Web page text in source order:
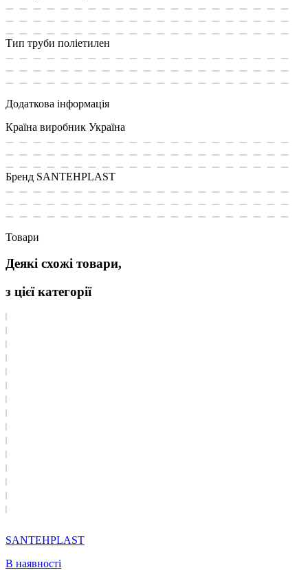
Тип труби поліетилен
Додаткова інформація
Країна виробник Україна
Бренд SANTEHPLAST
Товари
Деякі схожі товари,
з цієї категорії
SANTEHPLAST
В наявності